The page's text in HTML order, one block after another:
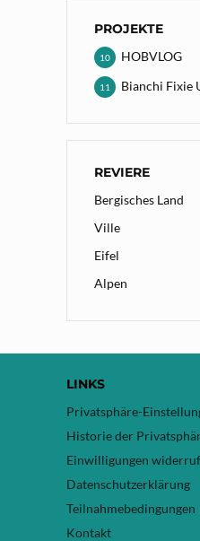
PROJEKTE
HOBVLOG
10
Bianchi Fixie
11
REVIERE
Bergisches Land
Ville
Eifel
Alpen
LINKS
Privatsphäre-
Historie der
Einwilligungen
Datenschutzerklärung
Teilnahmebedingungen
Kontakt